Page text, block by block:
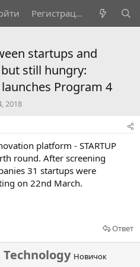
Регистрация
startups and
still hungry:
launches Program 4
2018
platform - STARTUP
round. After screening
31 startups were
on 22nd March.
Ответ
Новичок